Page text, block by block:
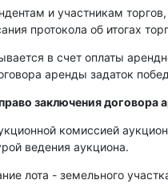
и участникам
протокола об итогах
в счет оплаты
аренды задаток
заключения договора
комиссией
ведения аукциона.
лота - земельного